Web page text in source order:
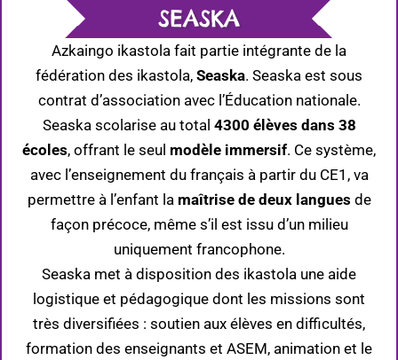
SEASKA
Azkaingo ikastola fait partie intégrante de la
fédération des ikastola, Seaska. Seaska est sous
contrat d’association avec l’Éducation nationale.
Seaska scolarise au total 4300 élèves dans 38
écoles, offrant le seul modèle immersif. Ce système,
avec l’enseignement du français à partir du CE1, va
permettre à l’enfant la maîtrise de deux langues de
façon précoce, même s’il est issu d’un milieu
uniquement francophone.
Seaska met à disposition des ikastola une aide
logistique et pédagogique dont les missions sont
très diversifiées : soutien aux élèves en difficultés,
formation des enseignants et ASEM, animation et le